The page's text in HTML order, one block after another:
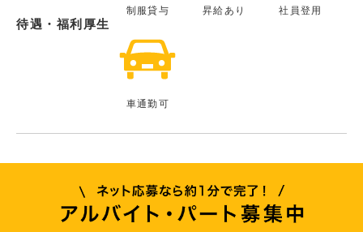
待遇・福利厚生
制服貸与 昇給あり 社員登用
車通勤可